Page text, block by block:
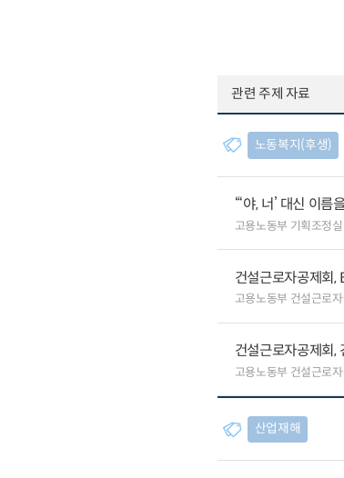
관련 주제 자료
노동복지(후생)
“‘야, 너’ 대신 이
고용노동부 기획조정
건설근로자공제회,
고용노동부 건설근로
건설근로자공제회,
고용노동부 건설근로
산업재해